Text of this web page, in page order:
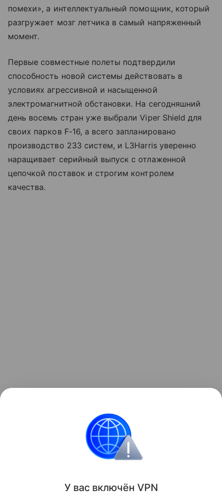
помехи», а интеллектуальный помощник, который
разгружает мозг летчика в самый напряженный
момент.
Первые совместные полеты подтвердили
способность новой системы действовать в
условиях агрессивной и насыщенной
электромагнитной обстановки. На сегодняшний
день восемь стран уже выбрали Viper Shield для
своих парков F-16, а всего запланировано
производство 233 систем, и L3Harris уверенно
наращивает серийный выпуск с отлаженной
цепочкой поставок и строгим контролем
качества.
создали 4-тонный РЭБ-беспилотник CA-1EA.
Поделиться
У вас включён VPN